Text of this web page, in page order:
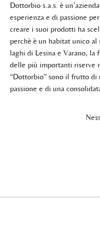
Dottorbio s.a.s. è
esperienza e di passione
creare i suoi prodotti ha
perchè è un habitat unico al
laghi di Lesina e Varano, la
delle più importanti riserve
“Dottorbio” sono il frutto di
passione e di una